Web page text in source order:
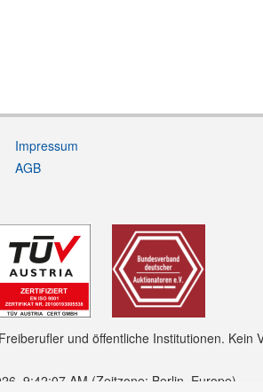
Impressum
AGB
und öffentliche Institutionen. Kein
9:42:07 AM (Zeitzone: Berlin, Europe)